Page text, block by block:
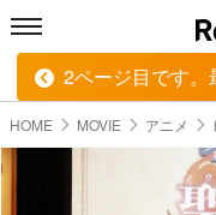
HOME MUSIC
HOME MOVIE アニメ
2ページ目です